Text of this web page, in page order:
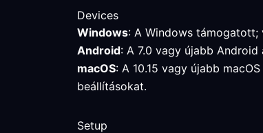
Devices
Windows: A Windows támogatott;
Android: A 7.0 vagy újabb
macOS: A 10.15 vagy újabb
beállításokat.
Setup